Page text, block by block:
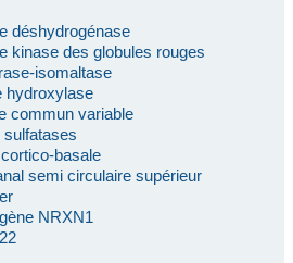
déshydrogénase
kinase des globules rouges
isomaltase
hydroxylase
commun variable
sulfatases
basale
semi circulaire supérieur
NRXN1